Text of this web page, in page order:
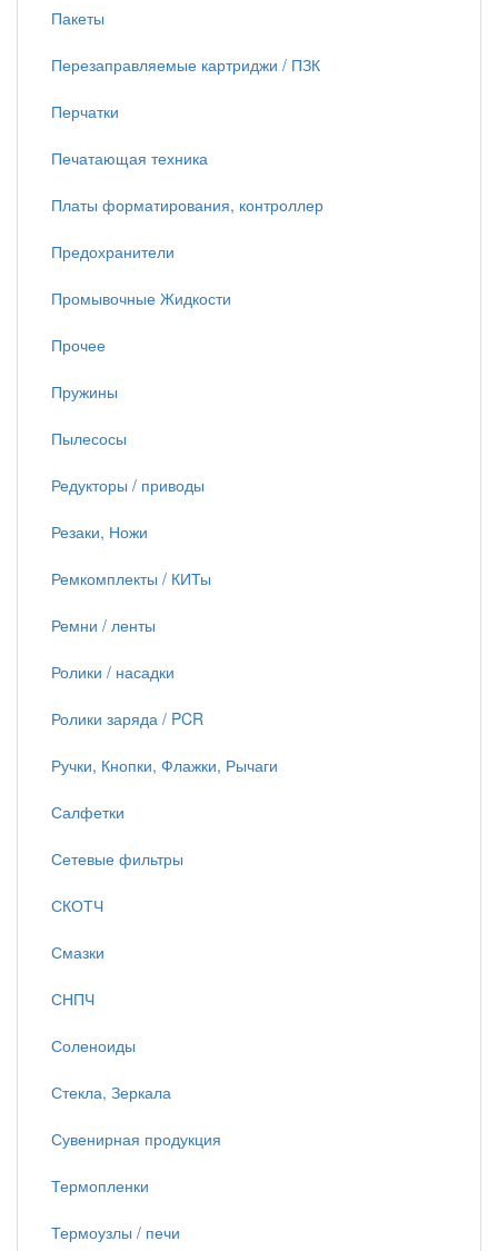
Пакеты
Перезаправляемые картриджи / ПЗК
Перчатки
Печатающая техника
Платы форматирования, контроллер
Предохранители
Промывочные Жидкости
Прочее
Пружины
Пылесосы
Редукторы / приводы
Резаки, Ножи
Ремкомплекты / КИТы
Ремни / ленты
Ролики / насадки
Ролики заряда / PCR
Ручки, Кнопки, Флажки, Рычаги
Салфетки
Сетевые фильтры
СКОТЧ
Смазки
СНПЧ
Соленоиды
Стекла, Зеркала
Сувенирная продукция
Термопленки
Термоузлы / печи